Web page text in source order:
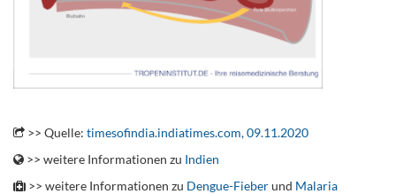
>> Quelle: timesofindia.indiatimes.com, 09.11.2020
>> weitere Informationen zu Indien
>> weitere Informationen zu Dengue-Fieberund Malaria